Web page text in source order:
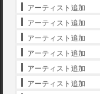
アーティスト追加
アーティスト追加
アーティスト追加
アーティスト追加
アーティスト追加
アーティスト追加